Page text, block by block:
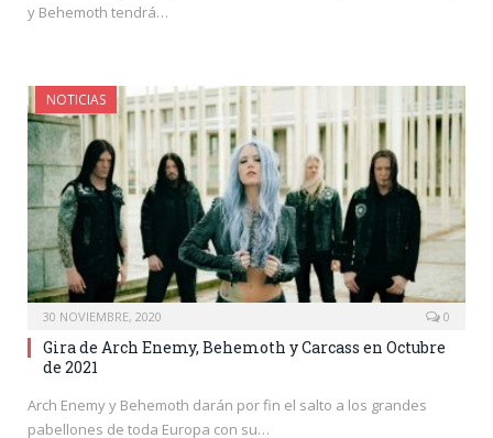
y Behemoth tendrá…
NOTICIAS
30 NOVIEMBRE, 2020 0
Gira de Arch Enemy, Behemoth y Carcass en Octubre
de 2021
Arch Enemy y Behemoth darán por fin el salto a los grandes
pabellones de toda Europa con su…